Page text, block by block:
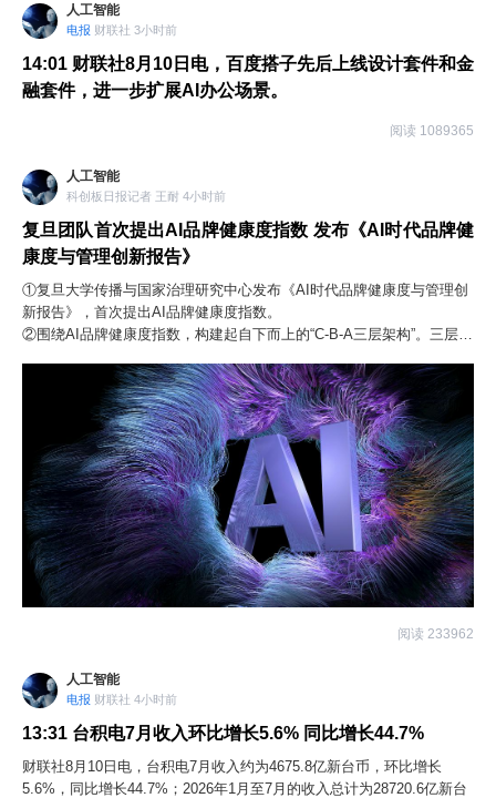
人工智能
电报 财联社 3小时前
14:01 财联社8月10日电，百度搭子先后上线设计套件和金
融套件，进一步扩展AI办公场景。
阅读 1089365
人工智能
科创板日报记者 王耐 4小时前
复旦团队首次提出AI品牌健康度指数 发布《AI时代品牌健
康度与管理创新报告》
①复旦大学传播与国家治理研究中心发布《AI时代品牌健康度与管理创
新报告》，首次提出AI品牌健康度指数。
②围绕AI品牌健康度指数，构建起自下而上的“C-B-A三层架构”。三层之
阅读 233962
人工智能
电报 财联社 4小时前
13:31 台积电7月收入环比增长5.6% 同比增长44.7%
财联社8月10日电，台积电7月收入约为4675.8亿新台币，环比增长
5.6%，同比增长44.7%；2026年1月至7月的收入总计为28720.6亿新台